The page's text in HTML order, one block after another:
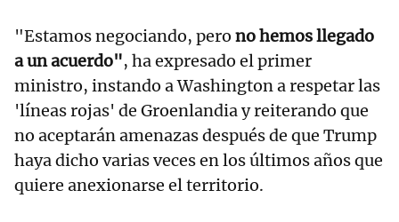
"Estamos negociando, pero no hemos llegado
a un acuerdo", ha expresado el primer
ministro, instando a Washington a respetar las
'líneas rojas' de Groenlandia y reiterando que
no aceptarán amenazas después de que Trump
haya dicho varias veces en los últimos años que
quiere anexionarse el territorio.